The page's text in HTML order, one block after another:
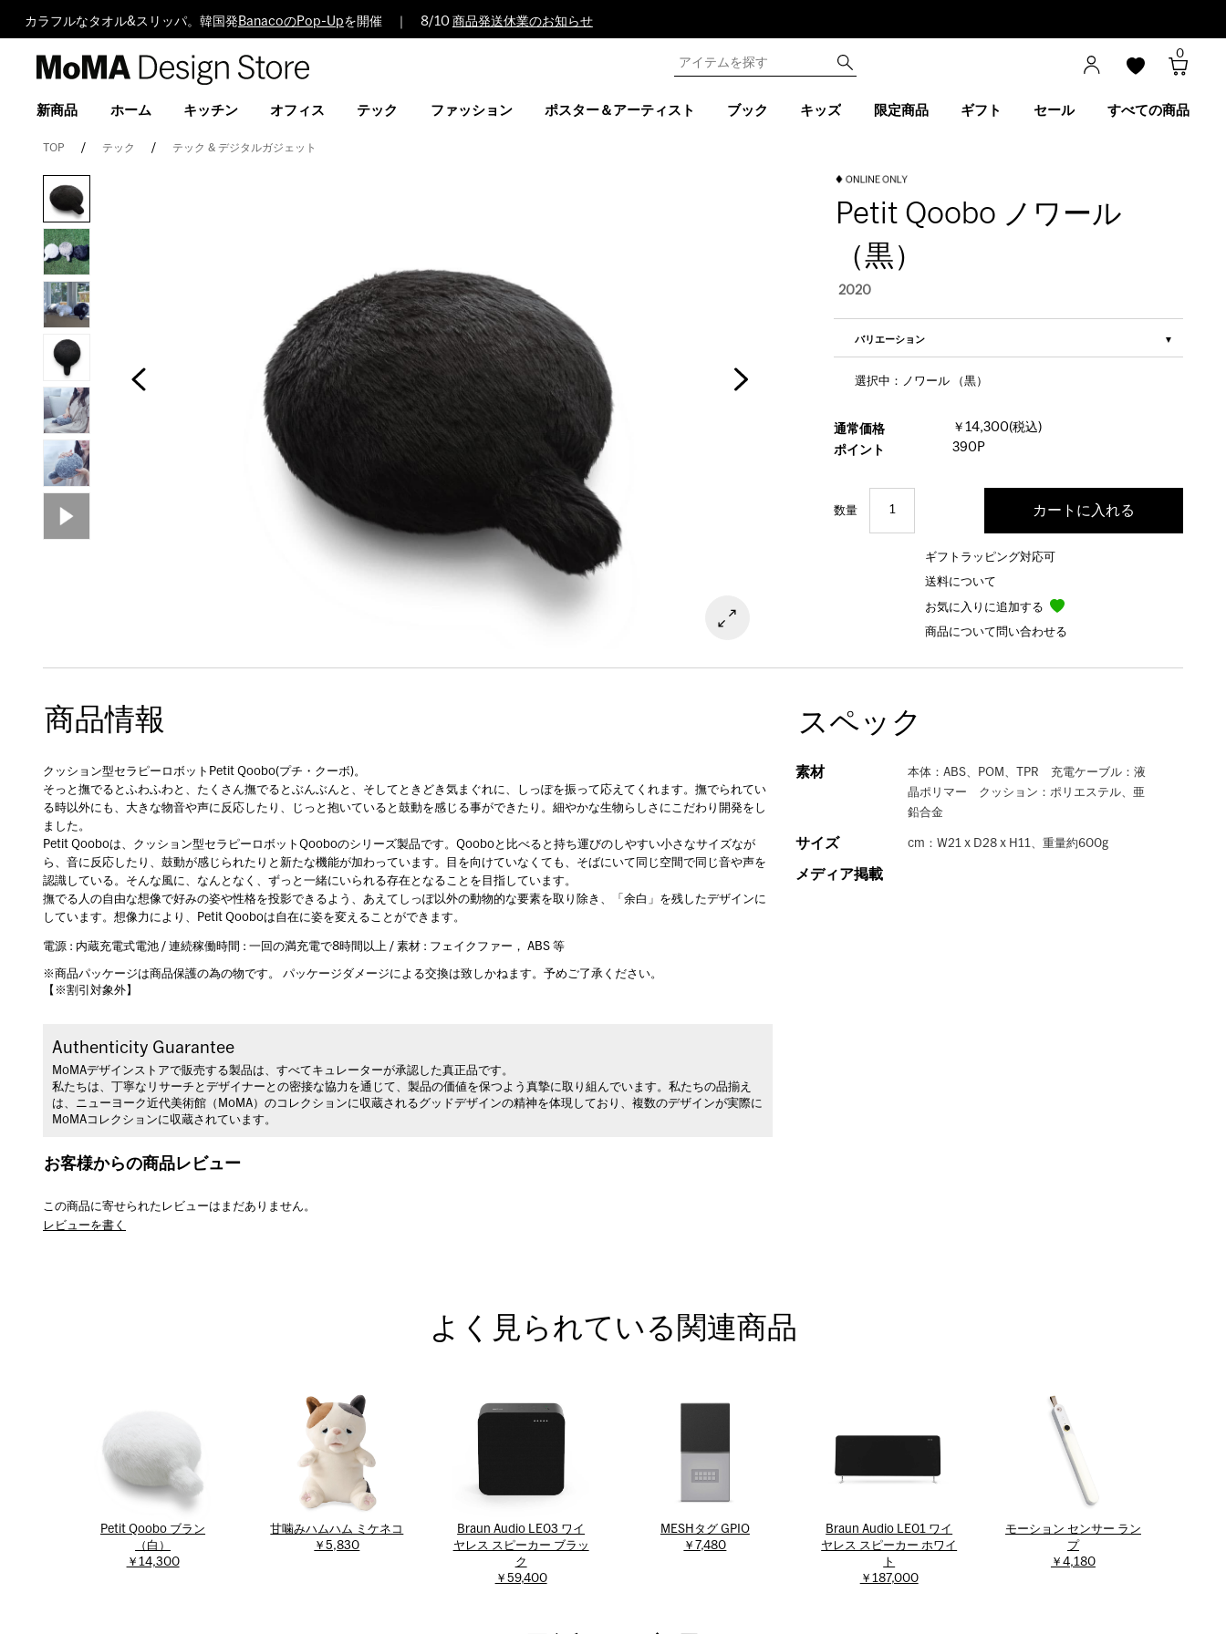
カラフルなタオル&スリッパ。韓国発 BanacoのPop-Upを開催 ｜ 8/10 商品発送休業のお知らせ
Design
0
新商品 ホーム キッチン オフィス テック ファッション ポスター＆アーティスト ブック キッズ 限定商品 ギフト セール すべての商品
TOP テック テック & デジタルガジェット
Petit Qoobo ノワール
（黒）
2020
バリエーション
選択中：ノワール （黒）
通常価格
￥14,300(税込)
ポイント
390P
数量
ギフトラッピング対応可
送料について
お気に入りに追加する
商品について問い合わせる
商品情報
クッション型セラピーロボットPetit Qoobo(プチ・クーボ)。
そっと撫でるとふわふわと、たくさん撫でるとぶんぶんと、そしてときどき気まぐれに、しっぽを振って応えてくれます。撫でられてい
る時以外にも、大きな物音や声に反応したり、じっと抱いていると鼓動を感じる事ができたり。細やかな生物らしさにこだわり開発をし
ました。
Petit Qooboは、クッション型セラピーロボットQooboのシリーズ製品です。Qooboと比べると持ち運びのしやすい小さなサイズなが
ら、音に反応したり、鼓動が感じられたりと新たな機能が加わっています。目を向けていなくても、そばにいて同じ空間で同じ音や声を
認識している。そんな風に、なんとなく、ずっと一緒にいられる存在となることを目指しています。
撫でる人の自由な想像で好みの姿や性格を投影できるよう、あえてしっぽ以外の動物的な要素を取り除き、「余白」を残したデザインに
しています。想像力により、Petit Qooboは自在に姿を変えることができます。
電源 : 内蔵充電式電池 / 連続稼働時間 : 一回の満充電で8時間以上 / 素材 : フェイクファー， ABS 等
※商品パッケージは商品保護の為の物です。 パッケージダメージによる交換は致しかねます。予めご了承ください。
【※割引対象外】
Authenticity Guarantee
MoMAデザインストアで販売する製品は、すべてキュレーターが承認した真正品です。
私たちは、丁寧なリサーチとデザイナーとの密接な協力を通じて、製品の価値を保つよう真摯に取り組んでいます。私たちの品揃え
は、ニューヨーク近代美術館（MoMA）のコレクションに収蔵されるグッドデザインの精神を体現しており、複数のデザインが実際に
MoMAコレクションに収蔵されています。
スペック
素材
本体：ABS、POM、TPR 充電ケーブル：液
晶ポリマー クッション：ポリエステル、亜
鉛合金
サイズ cm：W21 x D28 x H11、重量約600g
メディア掲載
お客様からの商品レビュー
この商品に寄せられたレビューはまだありません。
レビューを書く
よく見られている関連商品
Petit Qoobo ブラン
（白）
￥14,300
甘噛みハムハム ミケネコ
￥5,830
Braun Audio LE03 ワイ
ヤレス スピーカー ブラッ
ク
￥59,400
MESHタグ GPIO
￥7,480
Braun Audio LE01 ワイ
ヤレス スピーカー ホワイ
ト
￥187,000
モーション センサー ラン
プ
￥4,180